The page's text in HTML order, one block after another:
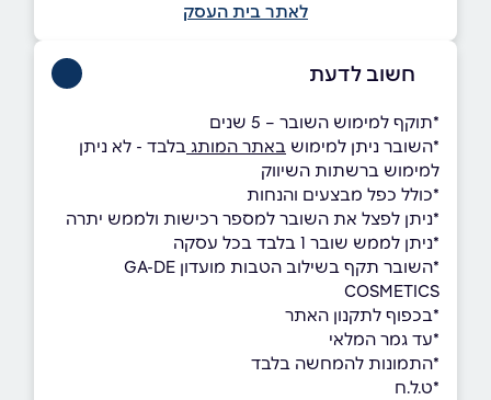
לאתר בית העסק
חשוב לדעת
*תוקף למימוש השובר – 5 שנים
*השובר ניתן למימוש באתר המותג בלבד - לא ניתן
למימוש ברשתות השיווק
*כולל כפל מבצעים והנחות
*ניתן לפצל את השובר למספר רכישות ולממש יתרה
*ניתן לממש שובר 1 בלבד בכל עסקה
*השובר תקף בשילוב הטבות מועדון GA-DE
COSMETICS
ָָ*בכפוף לתקנון האתר
*עד גמר המלאי
*התמונות להמחשה בלבד
*ט.ל.ח